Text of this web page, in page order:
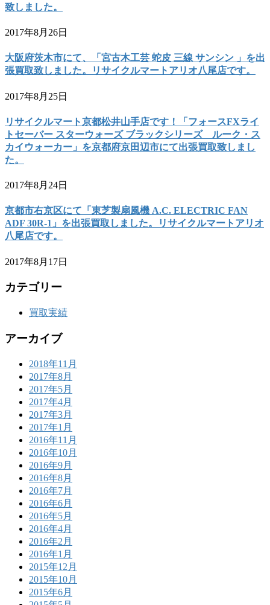
致しました。
2017年8月26日
大阪府茨木市にて、「宮古木工芸 蛇皮 三線 サンシン 」を出
張買取致しました。リサイクルマートアリオ八尾店です。
2017年8月25日
リサイクルマート京都松井山手店です！「フォースFXライ
トセーバー スターウォーズ ブラックシリーズ ルーク・ス
カイウォーカー」を京都府京田辺市にて出張買取致しまし
た。
2017年8月24日
京都市右京区にて「東芝製扇風機 A.C. ELECTRIC FAN
ADF 30R-1」を出張買取しました。リサイクルマートアリオ
八尾店です。
2017年8月17日
カテゴリー
買取実績
アーカイブ
2018年11月
2017年8月
2017年5月
2017年4月
2017年3月
2017年1月
2016年11月
2016年10月
2016年9月
2016年8月
2016年7月
2016年6月
2016年5月
2016年4月
2016年2月
2016年1月
2015年12月
2015年10月
2015年6月